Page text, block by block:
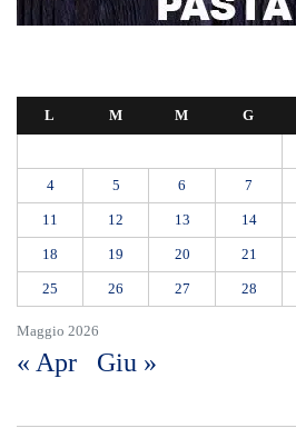
Maggio 2026
L M M G
4 5 6 7
11 12 13 14
18 19 20 21
25 26 27 28
« Apr Giu »